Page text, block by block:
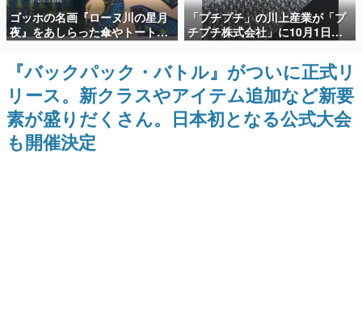
新世代に訊く
これからのデジタルゲーム市場を担う若きクリエイター達
の姿を追い、彼らのルーツと情熱を探っていきます。
ゲーム世代の作家たち
ゲームに多大な影響を受けた作家さんに取材し、ゲームが
日本のコンテンツ産業やカルチャーに与えた影響を探る企
画です。
日本のモバイルゲーム史における主要なトピック・タイト
ゴッホの名画『ローヌ川の星月
夜』をあしらった傘やトートバ
ッグなどが登場。8月7日21時よ
り2日間限定で予約販売
「プチプチ」の川上産業が「プ
チプチ株式会社」に10月1日よ
り社名変更へ。創業58年で初め
ての変更で、“プチッ”と鳴るお
なじみの緩衝材が会社の名前に
『バックパック・バトル』がついに正式リ
リース。新クラスやアイテム追加など新要
素が盛りだくさん。日本初となる公式大会
も開催決定